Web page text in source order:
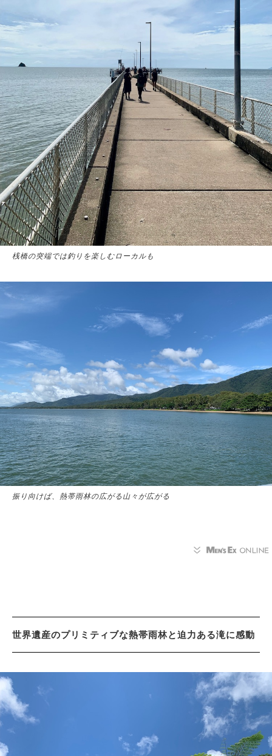
桟橋の突端では釣りを楽しむローカルも
振り向けば、熱帯雨林の広がる山々が広がる
世界遺産のプリミティブな熱帯雨林と迫力ある滝に感動